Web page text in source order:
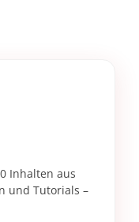
Inhalten aus
und Tutorials –